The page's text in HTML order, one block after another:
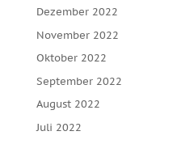
Dezember 2022
November 2022
Oktober 2022
September 2022
August 2022
Juli 2022